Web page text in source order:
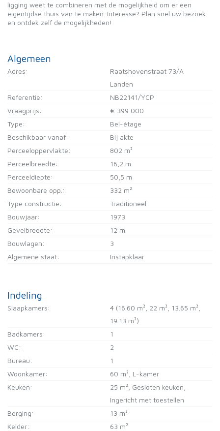
ligging weet te combineren met de mogelijkheid om er een
eigentijdse thuis van te maken. Interesse? Plan snel uw bezoek
en ontdek zelf de mogelijkheden!
Algemeen
Adres:
Raatshovenstraat 73/A
Landen
Referentie:
NB22141/YCP
Vraagprijs:
€ 399 000
Type:
Bel-étage
Beschikbaar vanaf:
Bij akte
Perceeloppervlakte:
802 m²
Perceelbreedte:
16,2 m
Perceeldiepte:
50,5 m
Bewoonbare opp.:
332 m²
Type constructie:
Traditioneel
Bouwjaar:
1973
Gevelbreedte:
12 m
Bouwlagen:
3
Algemene staat:
Instapklaar
Indeling
Slaapkamers: 4 (16.60 m², 22 m², 13.65 m²,
19.13 m²)
Badkamers:
1
WC:
2
Bureau:
1
Woonkamer:
60 m² , L-kamer
Keuken:
25 m² , Gesloten keuken,
Ingericht met toestellen
Berging:
13 m²
Kelder:
63 m²